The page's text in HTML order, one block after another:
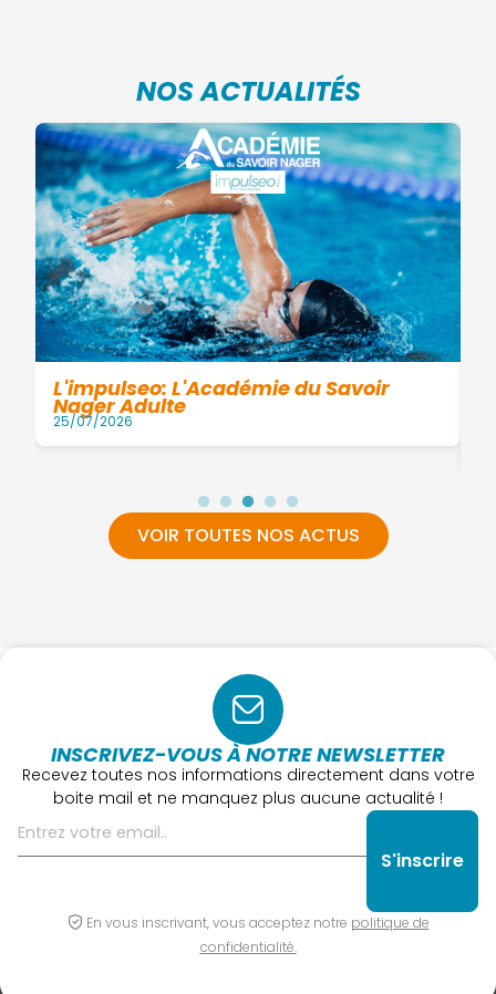
NOS ACTUALITÉS
L'impulseo: L'Académie du Savoir
Nager Adulte
25/07/2026
VOIR TOUTES NOS ACTUS
INSCRIVEZ-VOUS À NOTRE NEWSLETTER
Recevez toutes nos informations directement dans votre
boite mail et ne manquez plus aucune actualité !
En vous inscrivant, vous acceptez notre politique de
confidentialité.